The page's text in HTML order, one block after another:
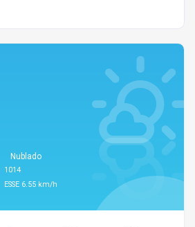
Nublado
1014
ESSE 6.55 km/h